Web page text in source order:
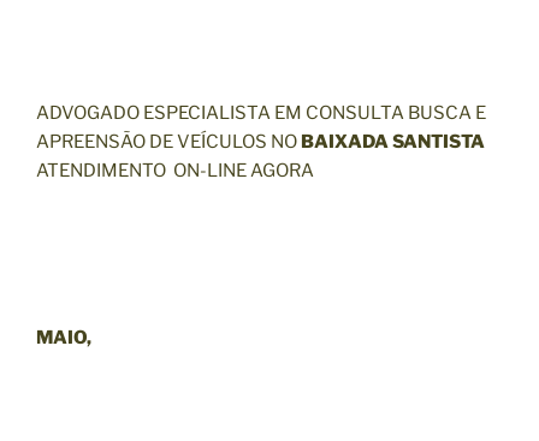
ADVOGADO ESPECIALISTA EM CONSULTA BUSCA E
APREENSÃO DE VEÍCULOS NO BAIXADA SANTISTA
ATENDIMENTO ON-LINE AGORA
MAIO,